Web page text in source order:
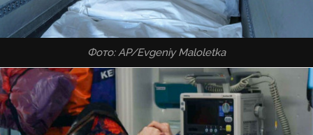
Фото: AP/Evgeniy Maloletka